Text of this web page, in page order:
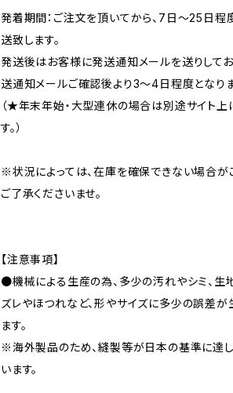
発着期間：ご注文を頂いてから、7日〜25日程
送致します。
発送後はお客様に発送通知メールを送りして
送通知メールご確認後より3〜4日程度となりま
（★年末年始・大型連休の場合は別途サイト上
す。）
※状況によっては、在庫を確保できない場合が
ご了承くださいませ。
【注意事項】
●機械による生産の為、多少の汚れやシミ、生
ズレやほつれなど、形やサイズに多少の誤差
ます。
※海外製品のため、縫製等が日本の基準に達
います。